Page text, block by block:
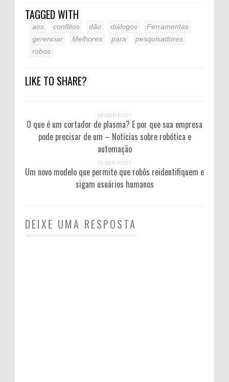
TAGGED WITH
aos conflitos dão diálogos
Ferramentas
gerenciar
Melhores para
pesquisadores
robos
LIKE TO SHARE?
NEWER POST
O que é um cortador de plasma? E por que sua empresa
pode precisar de um – Notícias sobre robótica e
automação
OLDER POST
Um novo modelo que permite que robôs reidentifiquem e
sigam usuários humanos
DEIXE UMA RESPOSTA